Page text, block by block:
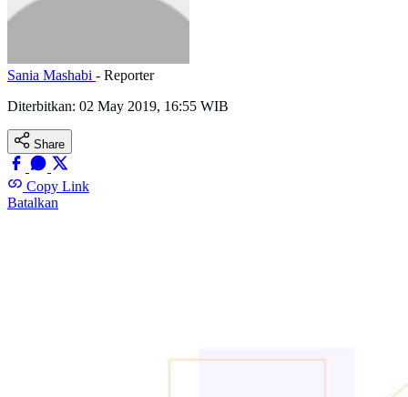
Sania Mashabi - Reporter
Diterbitkan: 02 May 2019, 16:55 WIB
Share
Copy Link
Batalkan